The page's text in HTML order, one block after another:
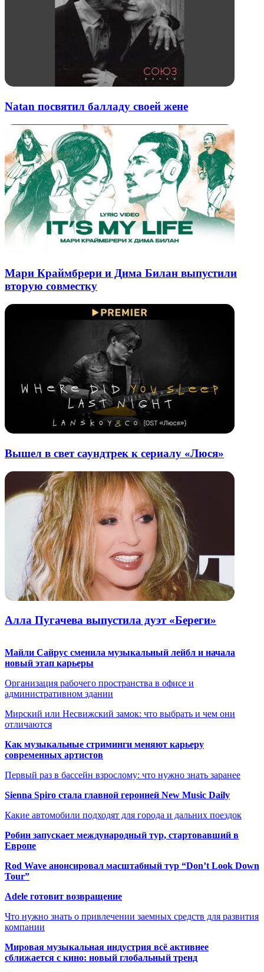
Natan посвятил балладу своей жене
Мари Краймбрери и Дима Билан выпустили
вторую совместку
Вышел в свет саундтрек к сериалу «Люся»
Алла Пугачева выпустила дуэт «Береги»
Майли Сайрус сменила музыкальный лейбл и начала
новый этап карьеры
Организация рабочего пространства в офисе и
административном здании
Мирский или Несвижский замок: что выбрать и чем они
отличаются
Как музыкальные стриминги меняют карьеру
современных артистов
Первый раз в бассейн взрослому: что нужно знать заранее
Sienna Spiro стала главной героиней New Music Daily
Какие автомобили подходят для города и дальних поездок
Робин запускает международный тур, стартовавший в
Европе
Rod Wave анонсировал масштабный тур “Don’t Look Down
Tour”
Adele готовит возвращение
Что нужно знать о привлечении заемных средств для развития
компании
Мировая музыкальная индустрия всё активнее
сближается с кино: новый глобальный тренд